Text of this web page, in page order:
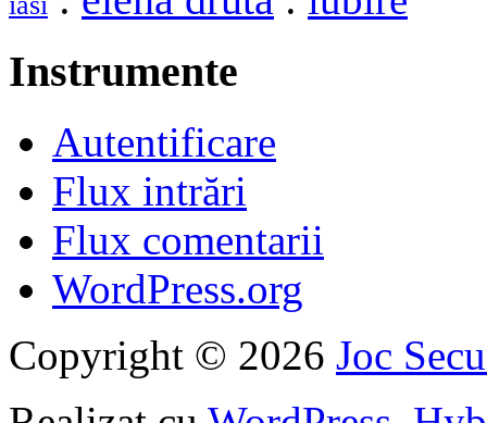
Instrumente
Autentificare
Flux intrări
Flux comentarii
WordPress.org
Copyright © 2026 Joc